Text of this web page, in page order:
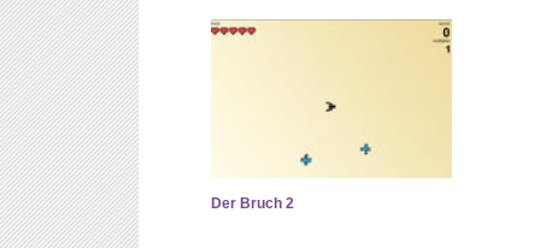
Der Bruch 2